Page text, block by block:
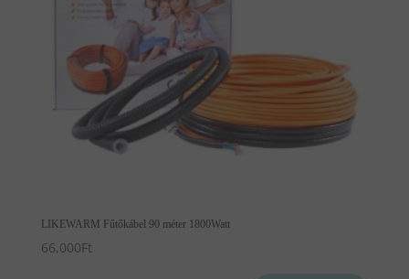
LIKEWARM Fűtőkábel 90 méter 1800Watt
66,000Ft